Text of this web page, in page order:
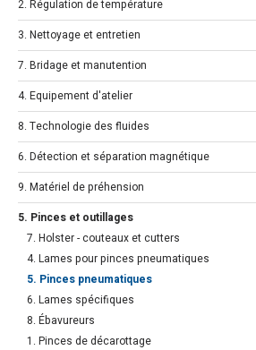
2. Régulation de température
3. Nettoyage et entretien
7. Bridage et manutention
4. Equipement d'atelier
8. Technologie des fluides
6. Détection et séparation magnétique
9. Matériel de préhension
5. Pinces et outillages
7. Holster - couteaux et cutters
4. Lames pour pinces pneumatiques
5. Pinces pneumatiques
6. Lames spécifiques
8. Ébavureurs
1. Pinces de décarottage